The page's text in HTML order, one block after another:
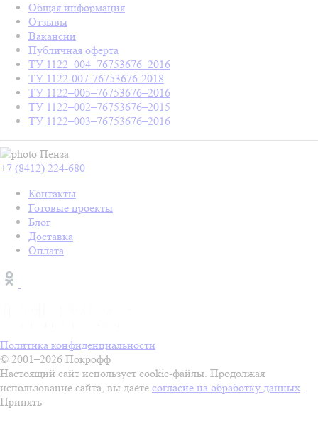
Общая информация
Отзывы
Вакансии
Публичная оферта
ТУ 1122–004–76753676–2016
ТУ 1122-007-76753676-2018
ТУ 1122–005–76753676–2016
ТУ 1122–002–76753676–2015
ТУ 1122–003–76753676–2016
Пенза
+7 (8412) 224-680
Контакты
Готовые проекты
Блог
Доставка
Оплата
Политика конфиденциальности
© 2001–2026 Покрофф
Настоящий сайт использует cookie-файлы. Продолжая
использование сайта, вы даёте согласие на обработку данных .
Принять